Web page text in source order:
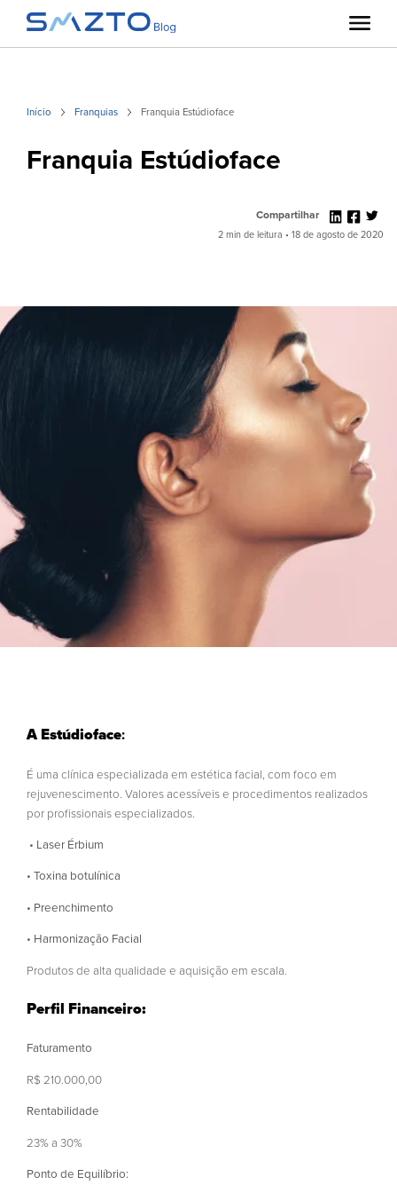
Início Franquias Franquia Estúdioface
Franquia Estúdioface
Compartilhar
2 min de leitura • 18 de agosto de 2020
A Estúdioface:
É uma clínica especializada em estética facial, com foco em
rejuvenescimento. Valores acessíveis e procedimentos realizados
por profissionais especializados.
• Laser Érbium
• Toxina botulínica
• Preenchimento
• Harmonização Facial
Produtos de alta qualidade e aquisição em escala.
Perfil Financeiro:
Faturamento
R$ 210.000,00
Rentabilidade
23% a 30%
Ponto de Equilíbrio: